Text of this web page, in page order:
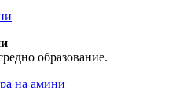
образование.